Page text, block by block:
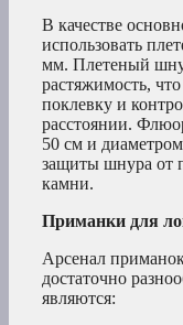
В качестве
использовать
мм. Плетеный
растяжимость,
поклевку и
расстоянии.
50 см и
защиты шнура от
камни.
Приманки для
Арсенал
достаточно
являются: